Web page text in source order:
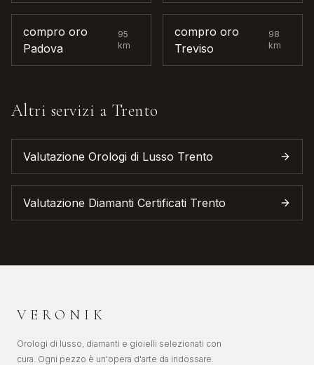
compro oro
Padova
95
km
compro oro
Treviso
98
km
Altri servizi a Trento
Valutazione Orologi di Lusso Trento
Valutazione Diamanti Certificati Trento
VERONIK
Orologi di lusso, diamanti e gioielli selezionati con
cura. Ogni pezzo è un'opera d'arte da indossare.